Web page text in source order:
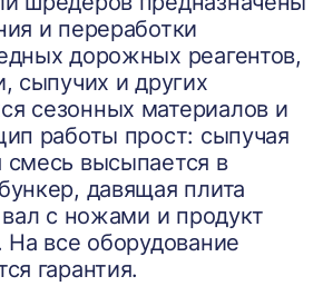
и переработки
дорожных реагентов,
сыпучих и других
сезонных материалов и
работы прост: сыпучая
смесь высыпается в
давящая плита
с ножами и продукт
На все оборудование
гарантия.